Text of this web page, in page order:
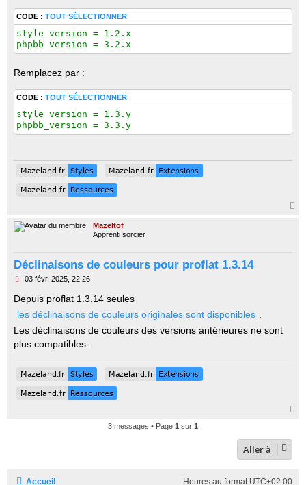
u
CODE : TOUT SÉLECTIONNER
style_version = 1.2.x
phpbb_version = 3.2.x
Remplacez par :
CODE : TOUT SÉLECTIONNER
style_version = 1.3.y
phpbb_version = 3.3.y
Mazeland.fr
Mazeland.fr Styles
Styles Mazeland.fr
Mazeland.fr Extensions
Extensions
Mazeland.fr
Mazeland.fr Ressources
Ressources
Mazeltof
Apprenti sorcier
Déclinaisons de couleurs pour proflat 1.3.14
M
s
s
a
e
o
l
u
03 févr. 2025, 22:26
Depuis proflat 1.3.14 seules
les déclinaisons de couleurs originales sont disponibles
Les déclinaisons de couleurs des versions antérieures ne sont
plus compatibles.
Mazeland.fr
Mazeland.fr Styles
Styles Mazeland.fr
Mazeland.fr Extensions
Extensions
Mazeland.fr
Mazeland.fr Ressources
Ressources
3 messages • Page 1 sur 1
Aller à
Accueil Heures au format UTC+02:00